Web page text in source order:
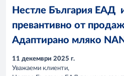
Нестле България ЕАД
превантивно от
Адаптирано мляко
11 декември 2025 г.
Уважаеми клиенти,